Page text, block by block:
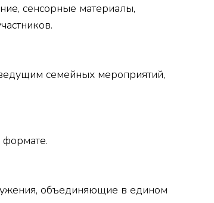
сенсорные материалы,
семейных мероприятий,
объединяющие в едином